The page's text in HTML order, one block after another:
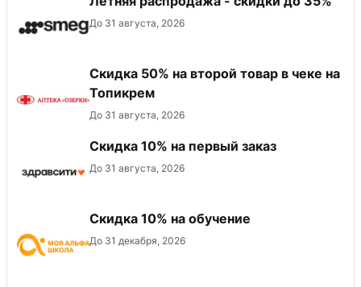
До 31 августа, 2026
Скидка 50% на второй товар в чеке на
Топикрем
До 31 августа, 2026
Скидка 10% на первый заказ
До 31 августа, 2026
Скидка 10% на обучение
До 31 декабря, 2026